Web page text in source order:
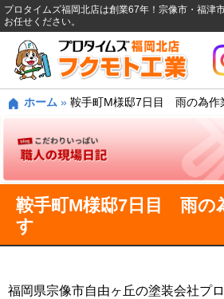
プロタイムズ福岡北店は創業67年！宗像市・福津
お任せください。
ホーム » 鞍手町M様邸7日目 雨の為作
鞍手町M様邸7日目 雨の
す
福岡県宗像市自由ヶ丘の塗装会社プ